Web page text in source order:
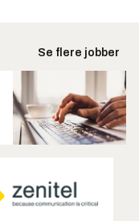
Se flere jobber